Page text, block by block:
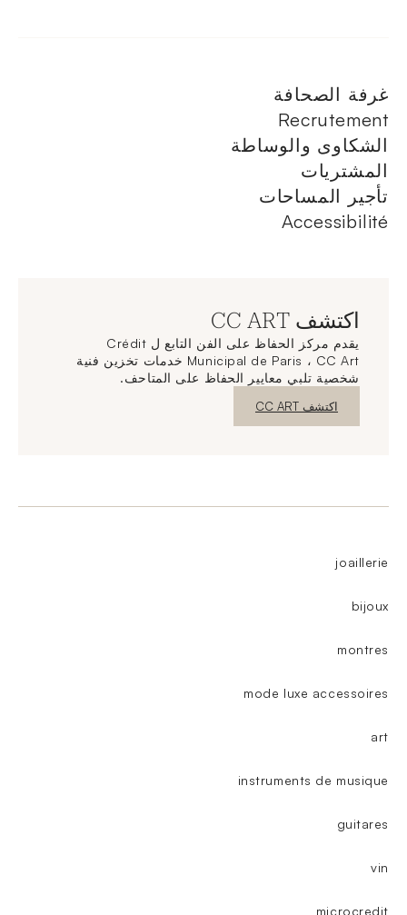
غرفة الصحافة
Recrutement
الشكاوى والوساطة
المشتريات
تأجير المساحات
Accessibilité
اكتشف CC ART
يقدم مركز الحفاظ على الفن التابع ل Crédit
Municipal de Paris ، CC Art خدمات تخزين فنية
شخصية تلبي معايير الحفاظ على المتاحف.
نافذة جديدة
اكتشف CC ART
joaillerie
bijoux
montres
mode luxe accessoires
art
instruments de musique
guitares
vin
microcredit